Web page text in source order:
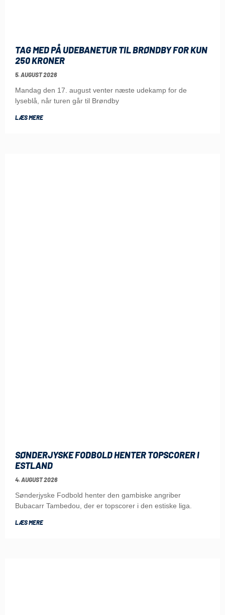
TAG MED PÅ UDEBANETUR TIL BRØNDBY FOR KUN
250 KRONER
5. AUGUST 2026
Mandag den 17. august venter næste udekamp for de
lyseblå, når turen går til Brøndby
LÆS MERE
SØNDERJYSKE FODBOLD HENTER TOPSCORER I
ESTLAND
4. AUGUST 2026
Sønderjyske Fodbold henter den gambiske angriber
Bubacarr Tambedou, der er topscorer i den estiske liga.
LÆS MERE